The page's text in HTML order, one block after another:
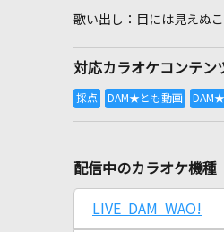
目には見えぬ
対応カラオケコンテン
配信中のカラオケ機種
LIVE DAM WAO!